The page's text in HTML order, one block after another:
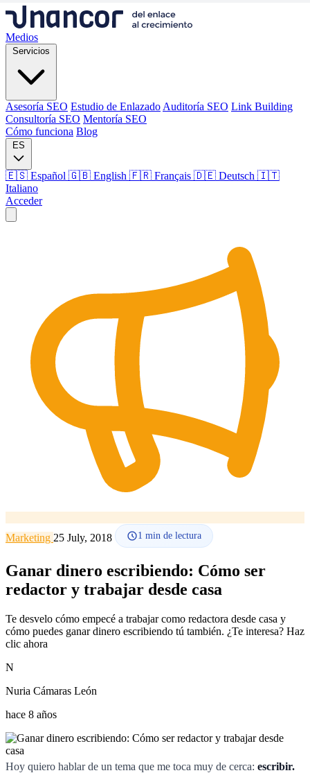
Medios
Servicios
Asesoría SEO Estudio de Enlazado Auditoría SEO Link Building
Consultoría SEO Mentoría SEO
Cómo funciona Blog
ES
🇪🇸 Español 🇬🇧 English 🇫🇷 Français 🇩🇪 Deutsch 🇮🇹
Italiano
Acceder
Estudio de Enlazado Auditoría SEO Link Building
Consultoría SEO
Cómo funciona
Blog
Idioma
🇪🇸 ES
🇬🇧 EN 🇫🇷 FR 🇩🇪 DE
Acceder
Marketing 25 July, 2018 1 min de lectura
Ganar dinero escribiendo: Cómo ser
redactor y trabajar desde casa
Te desvelo cómo empecé a trabajar como redactora desde casa y
cómo puedes ganar dinero escribiendo tú también. ¿Te interesa? Haz
clic ahora
N
Nuria Cámaras León
hace 8 años
Hoy quiero hablar de un tema que me toca muy de cerca: escribir.